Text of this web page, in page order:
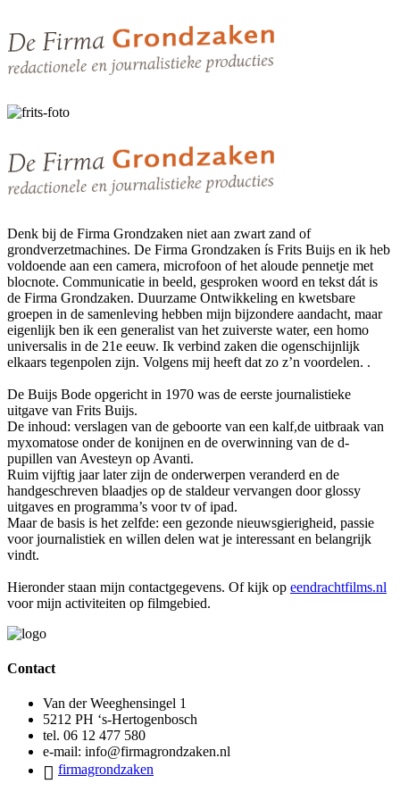
Denk bij de Firma Grondzaken niet aan zwart zand of
grondverzetmachines. De Firma Grondzaken ís Frits Buijs en ik heb
voldoende aan een camera, microfoon of het aloude pennetje met
blocnote. Communicatie in beeld, gesproken woord en tekst dát is
de Firma Grondzaken. Duurzame Ontwikkeling en kwetsbare
groepen in de samenleving hebben mijn bijzondere aandacht, maar
eigenlijk ben ik een generalist van het zuiverste water, een homo
universalis in de 21e eeuw. Ik verbind zaken die ogenschijnlijk
elkaars tegenpolen zijn. Volgens mij heeft dat zo z’n voordelen. .
De Buijs Bode opgericht in 1970 was de eerste journalistieke
uitgave van Frits Buijs.
De inhoud: verslagen van de geboorte van een kalf,de uitbraak van
myxomatose onder de konijnen en de overwinning van de d-
pupillen van Avesteyn op Avanti.
Ruim vijftig jaar later zijn de onderwerpen veranderd en de
handgeschreven blaadjes op de staldeur vervangen door glossy
uitgaves en programma’s voor tv of ipad.
Maar de basis is het zelfde: een gezonde nieuwsgierigheid, passie
voor journalistiek en willen delen wat je interessant en belangrijk
vindt.
Hieronder staan mijn contactgegevens. Of kijk op eendrachtfilms.nl
voor mijn activiteiten op filmgebied.
Contact
Van der Weeghensingel 1
5212 PH ‘s-Hertogenbosch
tel. 06 12 477 580
e-mail: info@firmagrondzaken.nl
firmagrondzaken